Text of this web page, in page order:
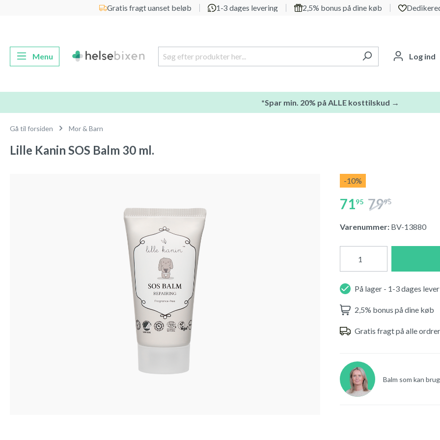
Gå til hovednavigationGratis fragt uanset beløb 1-3 dages levering 2,5% bonus på dine køb
Menu Log ind
*Spar min. 20% på ALLE kosttilskud →
Gå til forsiden Mor & Barn
Lille Kanin SOS Balm 30 ml.
-10%
7195 7995
Varenummer: BV-13880
På lager - 1-3 dages
2,5% bonus på dine køb
Gratis fragt på alle
Balm som kan